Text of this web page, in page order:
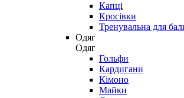
Капці
Кросівки
Тренувальна для
Одяг
Одяг
Гольфи
Кардигани
Кімоно
Майки